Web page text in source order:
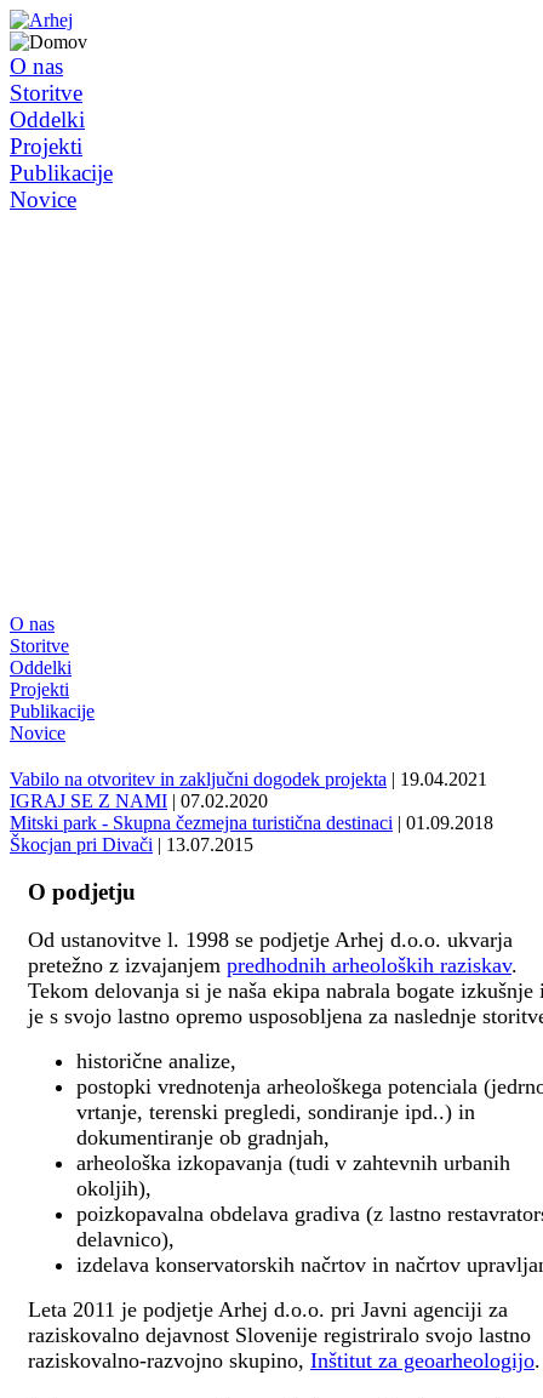
O nas
Storitve
Oddelki
Projekti
Publikacije
Novice
O nas
Storitve
Oddelki
Projekti
Publikacije
Novice
Vabilo na otvoritev in zaključni dogodek projekta | 19.04.2021
IGRAJ SE Z NAMI | 07.02.2020
Mitski park - Skupna čezmejna turistična destinaci | 01.09.2018
Škocjan pri Divači | 13.07.2015
O podjetju
Od ustanovitve l. 1998 se podjetje Arhej d.o.o. ukvarja
pretežno z izvajanjem predhodnih arheoloških raziskav.
Tekom delovanja si je naša ekipa nabrala bogate izkušnje
je s svojo lastno opremo usposobljena za naslednje
historične analize,
postopki vrednotenja arheološkega potenciala
vrtanje, terenski pregledi, sondiranje ipd..) in
dokumentiranje ob gradnjah,
arheološka izkopavanja (tudi v zahtevnih urbanih
okoljih),
poizkopavalna obdelava gradiva (z lastno
delavnico),
izdelava konservatorskih načrtov in načrtov
Leta 2011 je podjetje Arhej d.o.o. pri Javni agenciji za
raziskovalno dejavnost Slovenije registriralo svojo lastno
raziskovalno-razvojno skupino, Inštitut za geoarheologijo.